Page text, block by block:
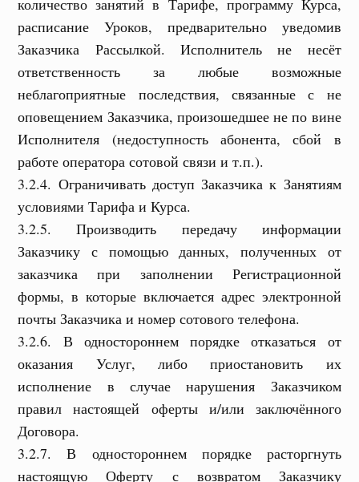
количество занятий в Тарифе, программу Курса,
расписание Уроков, предварительно уведомив
Заказчика Рассылкой. Исполнитель не несёт
ответственность за любые возможные
неблагоприятные последствия, связанные с не
оповещением Заказчика, произошедшее не по вине
Исполнителя (недоступность абонента, сбой в
работе оператора сотовой связи и т.п.).
3.2.4. Ограничивать доступ Заказчика к Занятиям
условиями Тарифа и Курса.
3.2.5. Производить передачу информации
Заказчику с помощью данных, полученных от
заказчика при заполнении Регистрационной
формы, в которые включается адрес электронной
почты Заказчика и номер сотового телефона.
3.2.6. В одностороннем порядке отказаться от
оказания Услуг, либо приостановить их
исполнение в случае нарушения Заказчиком
правил настоящей оферты и/или заключённого
Договора.
3.2.7. В одностороннем порядке расторгнуть
настоящую Оферту с возвратом Заказчику